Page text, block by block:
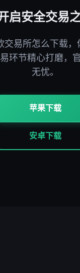
启安全交易
交易所怎么下载
环节精心打磨，
无忧。
苹果下载
安卓下载